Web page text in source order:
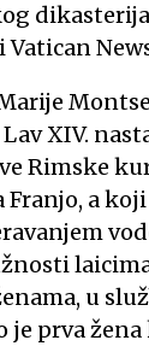
dikasterija
XIV.
Rimske
a
u
je prva